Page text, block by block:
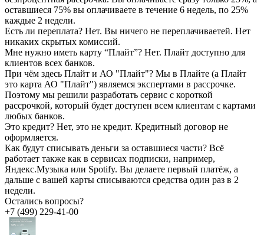
оставшиеся 75% вы оплачиваете в течение 6 недель, по 25%
каждые 2 недели.
Есть ли переплата? Нет. Вы ничего не переплачиваетей. Нет
никаких скрытых комиссий.
Мне нужно иметь карту “Плайт”? Нет. Плайт доступно для
клиентов всех банков.
При чём здесь Плайт и АО "Плайт"? Мы в Плайте (а Плайт
это карта АО "Плайт") являемся экспертами в рассрочке.
Поэтому мы решили разработать сервис с короткой
рассрочкой, который будет доступен всем клиентам с картами
любых банков.
Это кредит? Нет, это не кредит. Кредитный договор не
оформляется.
Как будут списывать деньги за оставшиеся части? Всё
работает также как в сервисах подписки, например,
Яндекс.Музыка или Spotify. Вы делаете первый платёж, а
дальше с вашей карты списываются средства один раз в 2
недели.
Остались вопросы?
+7 (499) 229-41-00